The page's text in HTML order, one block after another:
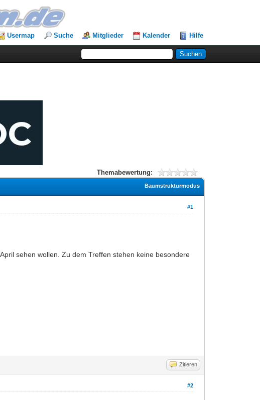
Usermap Suche Mitglieder Kalender Hilfe
Themabewertung:
Baumstrukturmodus
#1
sehen wollen. Zu dem Treffen stehen keine besondere
Zitieren
#2